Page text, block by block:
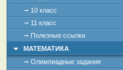
10 класс
11 класс
Полезные ссылки
МАТЕМАТИКА
Олимпиадные задания